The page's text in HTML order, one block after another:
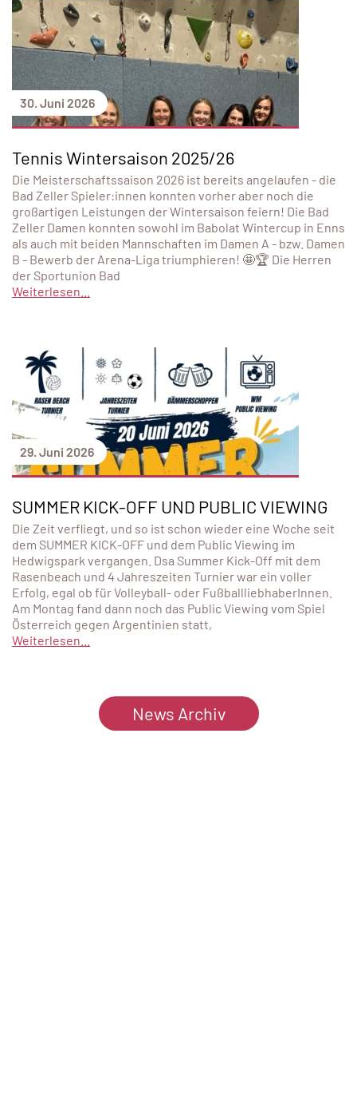
30. Juni 2026
Tennis Wintersaison 2025/26
Die Meisterschaftssaison 2026 ist bereits angelaufen - die
Bad Zeller Spieler:innen konnten vorher aber noch die
großartigen Leistungen der Wintersaison feiern! Die Bad
Zeller Damen konnten sowohl im Babolat Wintercup in Enns
als auch mit beiden Mannschaften im Damen A - bzw. Damen
B - Bewerb der Arena-Liga triumphieren! 🤩🏆 Die Herren
der Sportunion Bad
Weiterlesen...
29. Juni 2026
SUMMER KICK-OFF UND PUBLIC VIEWING
Die Zeit verfliegt, und so ist schon wieder eine Woche seit
dem SUMMER KICK-OFF und dem Public Viewing im
Hedwigspark vergangen. Dsa Summer Kick-Off mit dem
Rasenbeach und 4 Jahreszeiten Turnier war ein voller
Erfolg, egal ob für Volleyball- oder FußballliebhaberInnen.
Am Montag fand dann noch das Public Viewing vom Spiel
Österreich gegen Argentinien statt,
Weiterlesen...
News Archiv